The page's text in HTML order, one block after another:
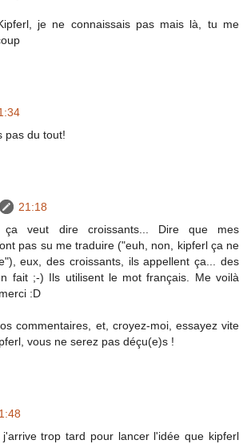
je ne connaissais pas mais là, tu me
pas du tout!
21:18
ça veut dire croissants... Dire que mes
pas su me traduire ("euh, non, kipferl ça ne
eux, des croissants, ils appellent ça... des
fait ;-) Ils utilisent le mot français. Me voilà
:D
commentaires, et, croyez-moi, essayez vite
vous ne serez pas déçu(e)s !
trop tard pour lancer l'idée que kipferl